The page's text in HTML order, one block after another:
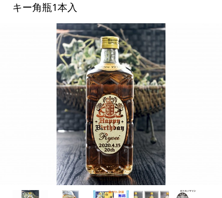
キー角瓶1本入